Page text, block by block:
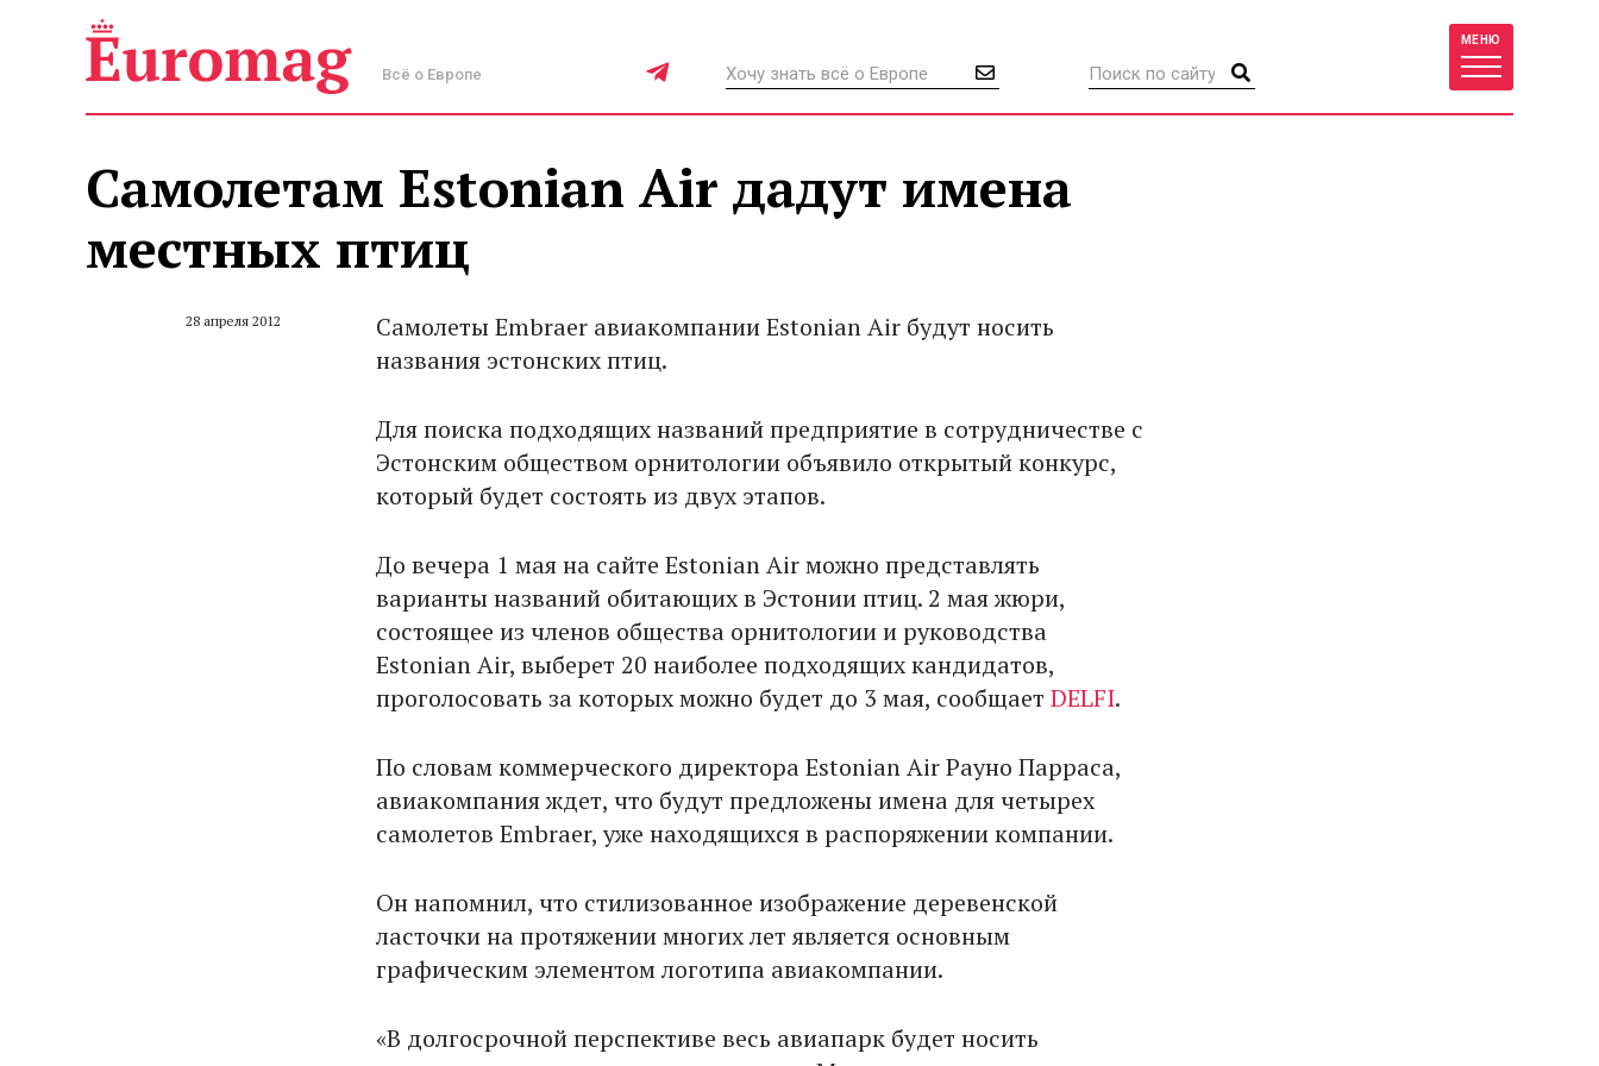
Всё о Европе
МЕНЮ
Самолетам Estonian Air дадут имена
местных птиц
28 апреля 2012
Самолеты Embraer авиакомпании Estonian Air будут носить
названия эстонских птиц.
Для поиска подходящих названий предприятие в сотрудничестве с
Эстонским обществом орнитологии объявило открытый конкурс,
который будет состоять из двух этапов.
До вечера 1 мая на сайте Estonian Air можно представлять
варианты названий обитающих в Эстонии птиц. 2 мая жюри,
состоящее из членов общества орнитологии и руководства
Estonian Air, выберет 20 наиболее подходящих кандидатов,
проголосовать за которых можно будет до 3 мая, сообщает DELFI.
По словам коммерческого директора Estonian Air Рауно Парраса,
авиакомпания ждет, что будут предложены имена для четырех
самолетов Embraer, уже находящихся в распоряжении компании.
Он напомнил, что стилизованное изображение деревенской
ласточки на протяжении многих лет является основным
графическим элементом логотипа авиакомпании.
«В долгосрочной перспективе весь авиапарк будет носить